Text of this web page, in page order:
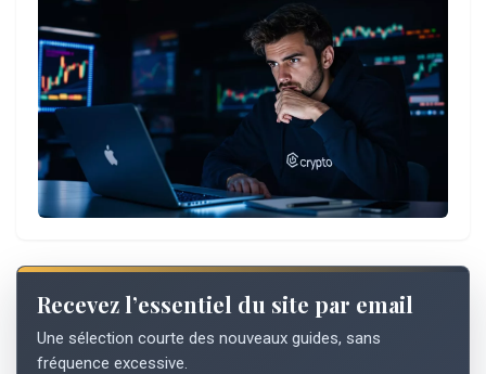
Recevez l’essentiel du site par email
Une sélection courte des nouveaux guides, sans
fréquence excessive.